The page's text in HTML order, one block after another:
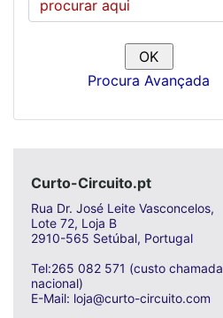
Procura Avançada
Curto-Circuito.pt
Rua Dr. José Leite Vasconcelos,
Lote 72, Loja B
2910-565 Setúbal, Portugal
Tel:265 082 571 (custo chamada
nacional)
E-Mail: loja@curto-circuito.com